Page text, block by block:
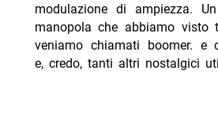
modulazione di ampiezza.
manopola che abbiamo visto
veniamo chiamati boomer. e
e, credo, tanti altri nostalgici